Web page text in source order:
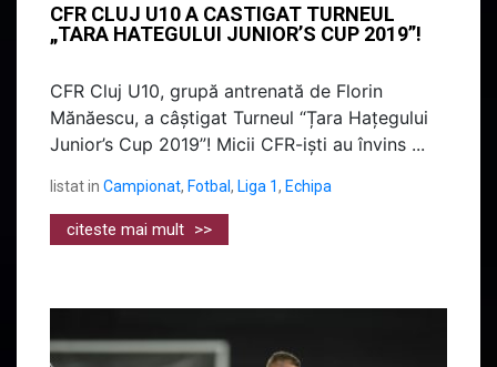
CFR CLUJ U10 A CASTIGAT TURNEUL
„TARA HATEGULUI JUNIOR’S CUP 2019”!
CFR Cluj U10, grupă antrenată de Florin
Mănăescu, a câștigat Turneul “Țara Hațegului
Junior’s Cup 2019”! Micii CFR-iști au învins ...
listat in Campionat, Fotbal , Liga 1, Echipa
citeste mai mult >>